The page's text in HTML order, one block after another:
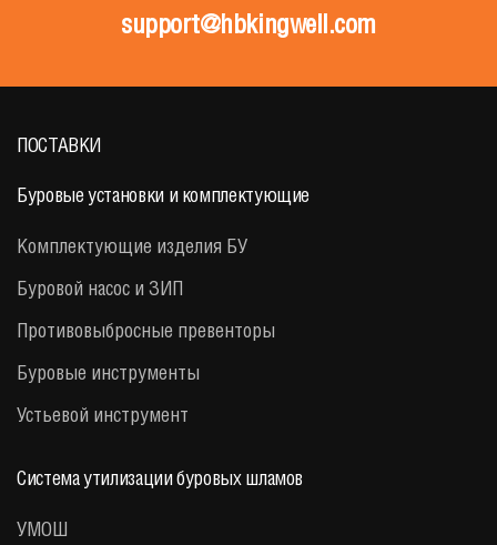
support@hbkingwell.com
ПОСТАВКИ
Буровые установки и комплектующие
Комплектующие изделия БУ
Буровой насос и ЗИП
Противовыбросные превенторы
Буровые инструменты
Устьевой инструмент
Система утилизации буровых шламов
УМОШ